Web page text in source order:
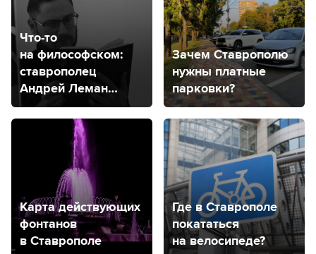
Что-то
на философском:
ставрополец
Андрей Леман
рассказал о своем
философском
Зачем Ставрополю
нужны платные
парковки?
Карта действующих
фонтанов
в Ставрополе
Где в Ставрополе
покататься
на велосипеде?